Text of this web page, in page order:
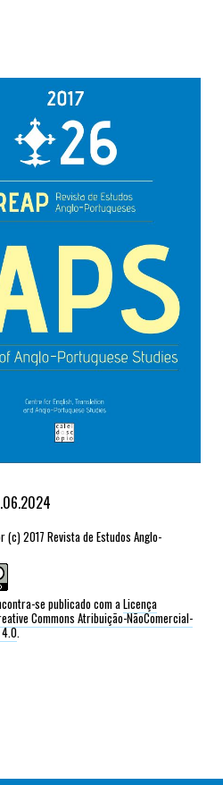
(c) 2017 Revista de Estudos Anglo-
se publicado com aLicença
Commons Atribuição-NãoComercial-
4.0.